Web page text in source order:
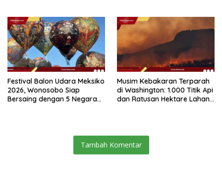
Festival Balon Udara Meksiko
2026, Wonosobo Siap
Bersaing dengan 5 Negara
Musim Kebakaran Terparah
di Washington: 1.000 Titik Api
dan Ratusan Hektare Lahan
Tambah Komentar